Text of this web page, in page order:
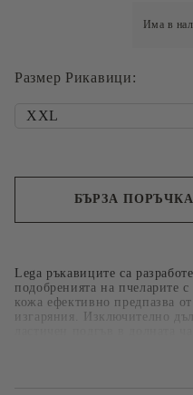
Има в
Lega ръкавиците са
подобренията на пчеларите
кожа ефективно предпазва
изгаряния. Изключително
ластичен подгъв в долната
Размер Рикавици:
БЪРЗА